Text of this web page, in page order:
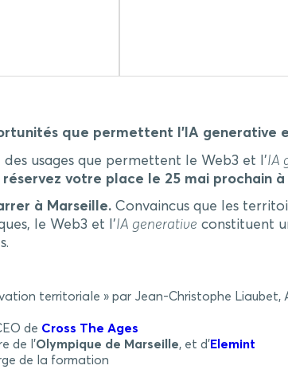
que permettent l’IA generative
usages que permettent le Web3 et l’IA
réservez votre place le 25 mai prochain
à Marseille. Convaincus que les
le Web3 et l’IA generative constituent
territoriale » par Jean-Christophe Liaubet,
de Cross The Ages
de l’Olympique de Marseille, et d’Elemint
de la formation